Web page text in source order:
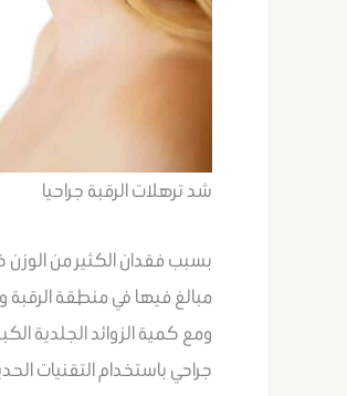
شد ترهلات الرقبة جراحيا
بسبب فقدان الكثير من الوزن
مبالغ فيها في منطقة الرقبة
ومع كمية الزوائد الجلدية
جراحي باستخدام التقنيات